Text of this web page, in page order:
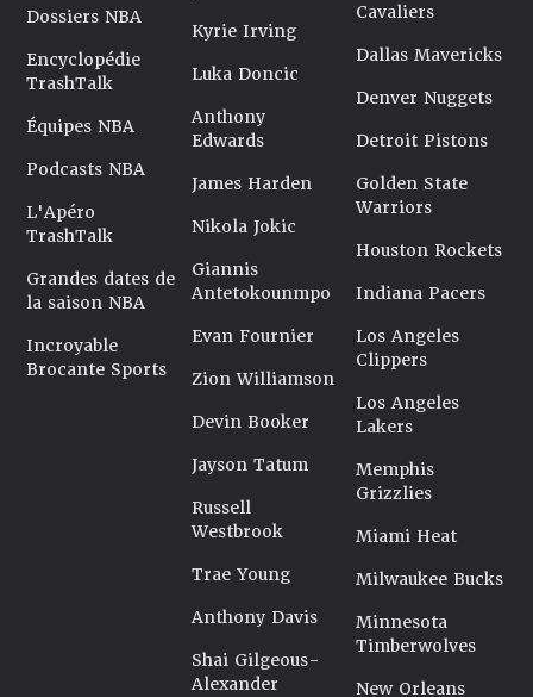
Dossiers NBA
Encyclopédie
TrashTalk
Équipes NBA
Podcasts NBA
L'Apéro
TrashTalk
Grandes dates de
la saison NBA
Incroyable
Brocante Sports
Kyrie Irving
Luka Doncic
Anthony
Edwards
James Harden
Nikola Jokic
Giannis
Antetokounmpo
Evan Fournier
Zion Williamson
Devin Booker
Jayson Tatum
Russell
Westbrook
Trae Young
Anthony Davis
Shai Gilgeous-
Alexander
Cavaliers
Dallas Mavericks
Denver Nuggets
Detroit Pistons
Golden State
Warriors
Houston Rockets
Indiana Pacers
Los Angeles
Clippers
Los Angeles
Lakers
Memphis
Grizzlies
Miami Heat
Milwaukee Bucks
Minnesota
Timberwolves
New Orleans